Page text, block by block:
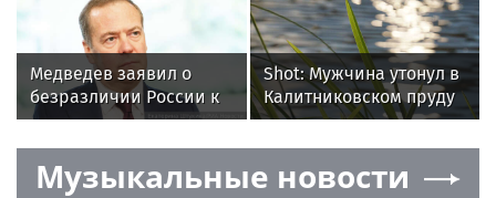
Медведев заявил о
безразличии России к
мнению Запада
Shot: Мужчина утонул в
Калитниковском пруду
в Москве
Музыкальные новости